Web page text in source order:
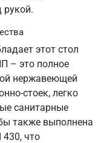
рукой.
этот стол
– это полное
нержавеющей
стоек, легко
санитарные
также выполнена
что